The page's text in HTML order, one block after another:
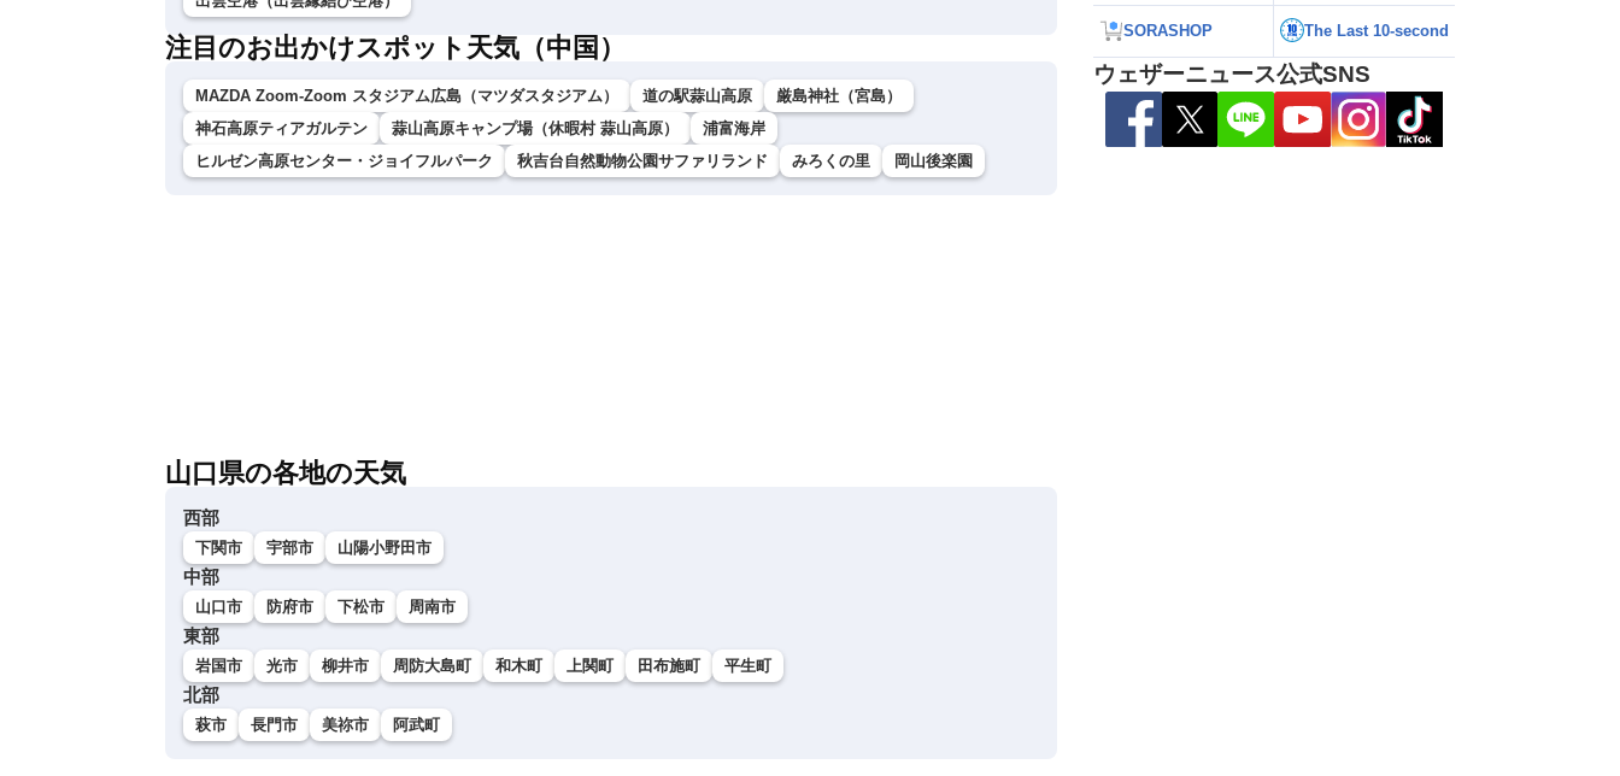
注目のお出かけスポット天気（中国）
MAZDA Zoom-Zoom スタジアム広島（マツダスタジアム） 道の駅蒜山高原
厳島神社（宮島）
神石高原ティアガルテン
蒜山高原キャンプ場（休暇村 蒜山高原）
浦富海岸
ヒルゼン高原センター・ジョイフルパーク
秋吉台自然動物公園サファリランド みろくの里 岡山後楽園
山口県の各地の天気
西部
下関市 宇部市 山陽小野田市
中部
山口市 防府市 下松市 周南市
東部
岩国市 光市 柳井市 周防大島町 和木町 上関町 田布施町 平生町
北部
萩市 長門市 美祢市 阿武町
SORASHOP The Last 10-second
ウェザーニュース公式SNS